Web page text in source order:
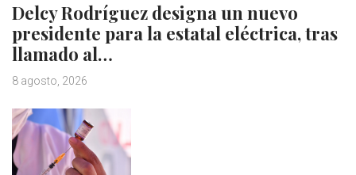
Delcy Rodríguez designa un nuevo
presidente para la estatal eléctrica, tras
llamado al…
8 agosto, 2026